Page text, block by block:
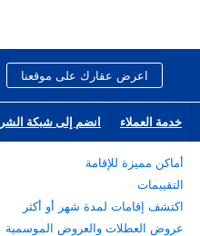
اعرض عقارك على موقعنا
خدمة العملاء انضم إلى شبكة
أماكن مميزة للإقامة
التقييمات
اكتشف إقامات لمدة شهر أو أكثر
عروض العطلات والعروض الموسمية